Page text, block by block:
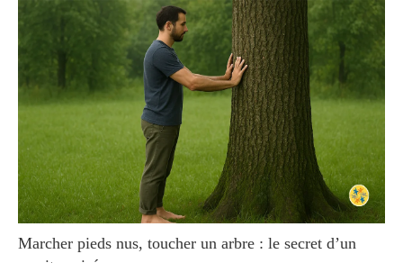
Marcher pieds nus, toucher un arbre : le secret d’un